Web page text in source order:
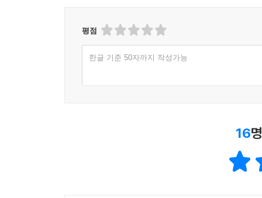
평점
한글 기준 50자까지 작성가능
16